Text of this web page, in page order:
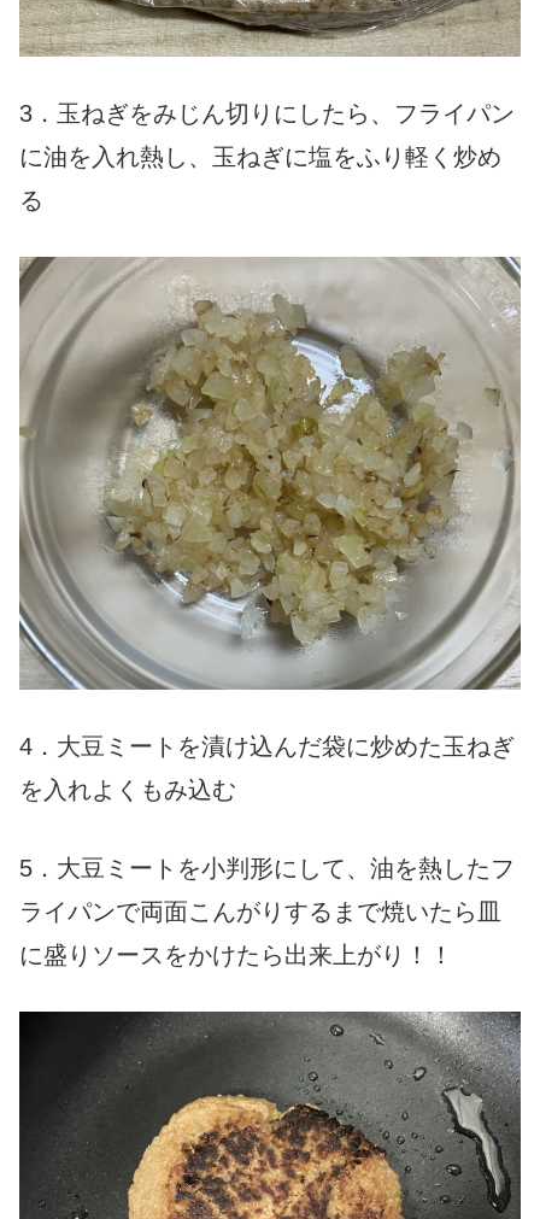
3．玉ねぎをみじん切りにしたら、フライパン
に油を入れ熱し、玉ねぎに塩をふり軽く炒め
る
4．大豆ミートを漬け込んだ袋に炒めた玉ねぎ
を入れよくもみ込む
5．大豆ミートを小判形にして、油を熱したフ
ライパンで両面こんがりするまで焼いたら皿
に盛りソースをかけたら出来上がり！！